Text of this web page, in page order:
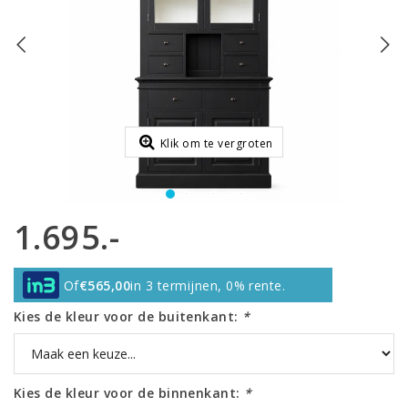
Klik om te vergroten
1.695.-
Of€565,00in 3 termijnen, 0% rente.
Kies de kleur voor de buitenkant: *
Kies de kleur voor de binnenkant: *